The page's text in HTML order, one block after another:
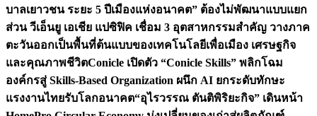
บาลเยาวชน ระยะ 5 ปีเมืองแห่งอนาคต” ต้องไม่พัฒนาแบบแยก
ส่วน วีเอ็นยู เอเชีย แปซิฟิค เชื่อม 3 อุตสาหกรรมสำคัญ วางภาค
ตะวันออกเป็นพื้นที่ต้นแบบของเทคโนโลยีเพื่อเมือง เศรษฐกิจ
และคุณภาพชีวิตConicle เปิดตัว “Conicle Skills” พลิกโฉม
องค์กรสู่ Skills-Based Organization ผนึก AI ยกระดับทักษะ
แรงงานไทยรับโลกอนาคต“อุไรวรรณ ตันติพิริยะกิจ” เดินหน้า